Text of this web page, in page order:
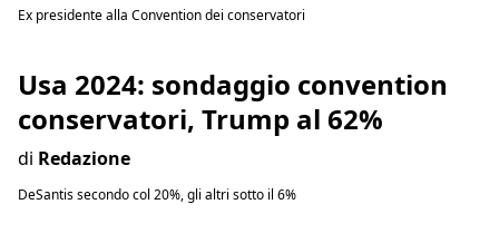
Ex presidente alla Convention dei conservatori
Usa 2024: sondaggio convention
conservatori, Trump al 62%
di Redazione
DeSantis secondo col 20%, gli altri sotto il 6%